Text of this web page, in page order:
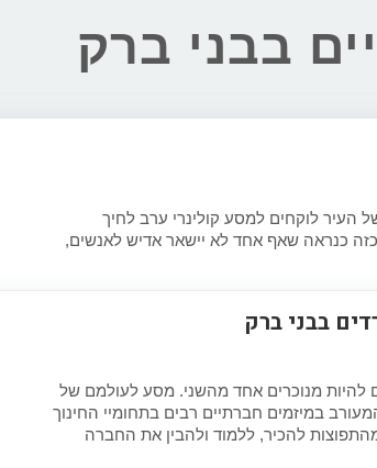
בבני ברק
העיר לוקחים למסע קולינרי ערב לחיך
כזה כנראה שאף אחד לא יישאר אדיש לאנשים,
בבני ברק
להיות מנוכרים אחד מהשני. מסע לעולמם של
במיזמים חברתיים רבים בתחומיי החינוך
להכיר, ללמוד ולהבין את החברה